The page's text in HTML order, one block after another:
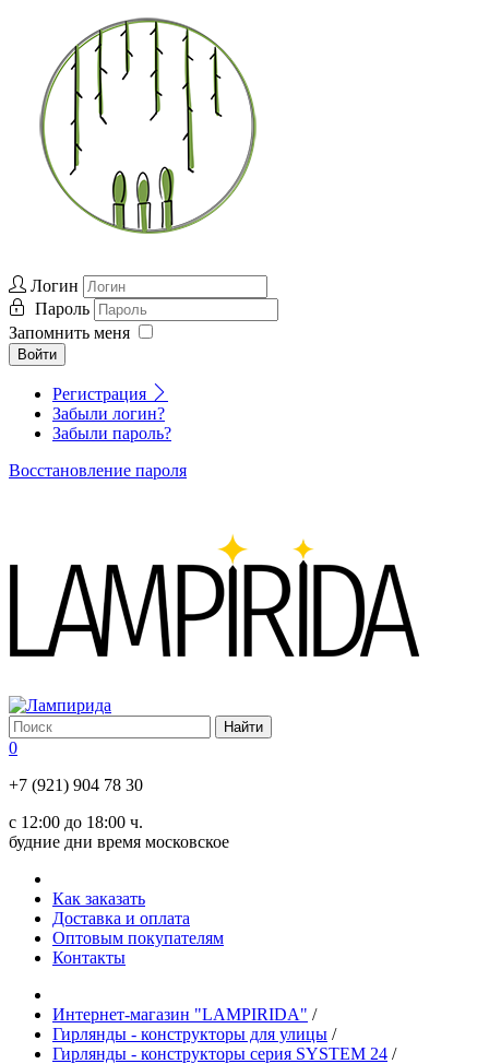
Логин
Пароль
Запомнить меня
Войти
Регистрация
Забыли логин?
Забыли пароль?
Восстановление пароля
0
+7 (921) 904 78 30
с 12:00 до 18:00 ч.
будние дни время московское
Как заказать
Доставка и оплата
Оптовым покупателям
Контакты
Интернет-магазин "LAMPIRIDA" /
Гирлянды - конструкторы для улицы /
Гирлянды - конструкторы серия SYSTEM 24 /